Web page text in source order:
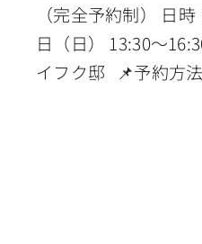
（完全予約制） 日
日（日） 13:30〜
イフク邸 📌予約方